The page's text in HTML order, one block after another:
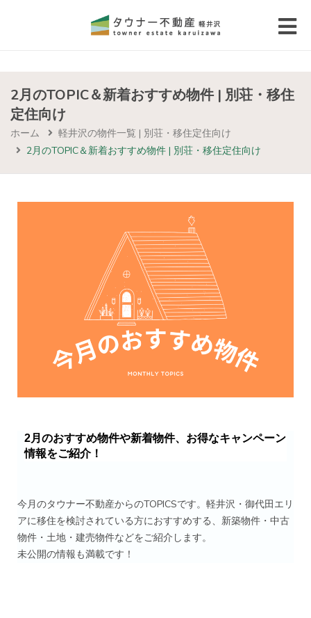
(物件種別から選ぶ)
(価格帯から選ぶ)
(コラム・移住者の声)
2月のTOPIC＆新着おすすめ物件 | 別荘・移住
定住向け
ホーム
軽井沢の物件一覧 | 別荘・移住定住向け
2月のTOPIC＆新着おすすめ物件 | 別荘・移住定住向け
2月のおすすめ物件や新着物件、お得なキャンペーン
情報をご紹介！
今月のタウナー不動産からのTOPICSです。軽井沢・御代田エリ
アに移住を検討されている方におすすめする、新築物件・中古
物件・土地・建売物件などをご紹介します。
未公開の情報も満載です！